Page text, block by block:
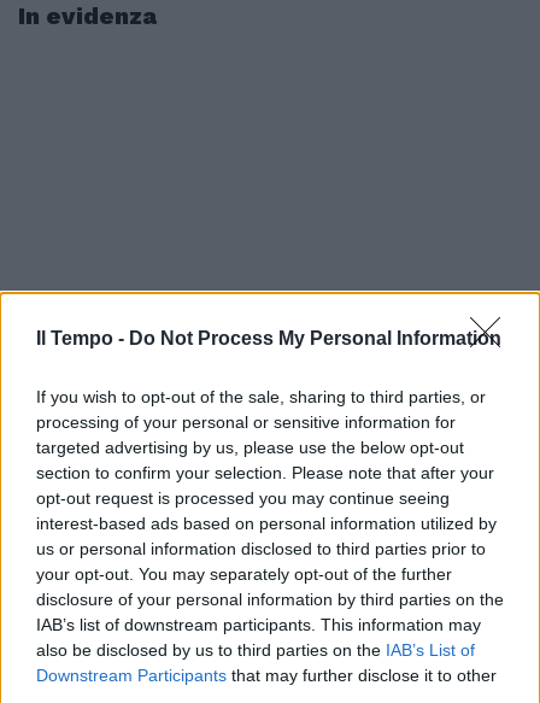
Il Tempo - Do Not Process My Personal Information
If you wish to opt-out of the sale, sharing to third parties, or
processing of your personal or sensitive information for
targeted advertising by us, please use the below opt-out
section to confirm your selection. Please note that after your
opt-out request is processed you may continue seeing
interest-based ads based on personal information utilized by
us or personal information disclosed to third parties prior to
your opt-out. You may separately opt-out of the further
disclosure of your personal information by third parties on the
IAB’s list of downstream participants. This information may
also be disclosed by us to third parties on the IAB’s List of
Downstream Participants that may further disclose it to other
In evidenza